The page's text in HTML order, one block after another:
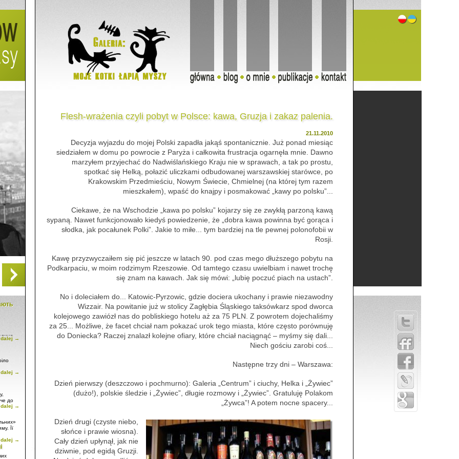
дому
dalej →
dalej →
до
як
dalej →
Її
dalej →
Flesh-wrażenia czyli pobyt w Polsce: kawa, Gruzja i zakaz palenia.
21.11.2010
Decyzja wyjazdu do mojej Polski zapadła jakąś spontanicznie. Już ponad miesiąc
siedziałem w domu po powrocie z Paryża i całkowita frustracja ogarnęła mnie. Dawno
marzyłem przyjechać do Nadwiślańskiego Kraju nie w sprawach, a tak po prostu,
spotkać się Helką, połazić uliczkami odbudowanej warszawskiej starówce, po
Krakowskim Przedmieściu, Nowym Świecie, Chmielnej (na której tym razem
mieszkałem), wpaść do knajpy i posmakować „kawy po polsku”...
Ciekawe, że na Wschodzie „kawa po polsku” kojarzy się ze zwykłą parzoną kawą
sypaną. Nawet funkcjonowało kiedyś powiedzenie, że „dobra kawa powinna być gorąca i
słodka, jak pocałunek Polki”. Jakie to miłe... tym bardziej na tle pewnej polonofobii w
Rosji.
Kawę przyzwyczaiłem się pić jeszcze w latach 90. pod czas mego dłuższego pobytu na
Podkarpaciu, w moim rodzimym Rzeszowie. Od tamtego czasu uwielbiam i nawet trochę
się znam na kawach. Jak się mówi: „lubię poczuć piach na ustach”.
No i doleciałem do... Katowic-Pyrzowic, gdzie dociera ukochany i prawie niezawodny
Wizzair. Na powitanie już w stolicy Zagłębia Śląskiego taksówkarz spod dworca
kolejowego zawiózł nas do pobliskiego hotelu aż za 75 PLN. Z powrotem dojechaliśmy
za 25... Możliwe, że facet chciał nam pokazać urok tego miasta, które często porównuję
do Doniecka? Raczej znalazł kolejne ofiary, które chciał naciągnąć – myśmy się dali...
Niech gościu zarobi coś...
Następne trzy dni – Warszawa:
Dzień pierwszy (deszczowo i pochmurno): Galeria „Centrum” i ciuchy, Helka i „Żywiec”
(dużo!), polskie śledzie i „Żywiec”, długie rozmowy i „Żywiec”. Gratuluję Polakom
„Żywca”! A potem nocne spacery...
Dzień drugi (czyste niebo,
słońce i prawie wiosna).
Cały dzień upłynął, jak nie
dziwnie, pod egidą Gruzji.